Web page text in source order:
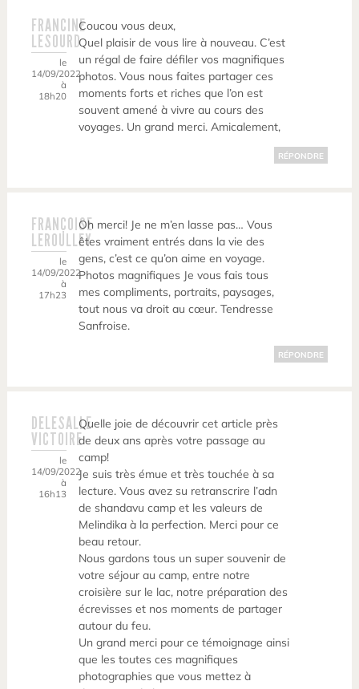
FRANCINE
LESOURD
le
14/09/2022
à
18h20
Coucou vous deux,
Quel plaisir de vous lire à nouveau. C’est
un régal de faire défiler vos magnifiques
photos. Vous nous faites partager ces
moments forts et riches que l’on est
souvent amené à vivre au cours des
voyages. Un grand merci. Amicalement,
RÉPONDRE
FRANÇOISE
LEROULLEY
le
14/09/2022
à
17h23
Oh merci! Je ne m’en lasse pas… Vous
êtes vraiment entrés dans la vie des
gens, c’est ce qu’on aime en voyage.
Photos magnifiques Je vous fais tous
mes compliments, portraits, paysages,
tout nous va droit au cœur. Tendresse
Sanfroise.
RÉPONDRE
DELESALLE
VICTOIRE
le
14/09/2022
à
16h13
Quelle joie de découvrir cet article près
de deux ans après votre passage au
camp!
Je suis très émue et très touchée à sa
lecture. Vous avez su retranscrire l’adn
de shandavu camp et les valeurs de
Melindika à la perfection. Merci pour ce
beau retour.
Nous gardons tous un super souvenir de
votre séjour au camp, entre notre
croisière sur le lac, notre préparation des
écrevisses et nos moments de partager
autour du feu.
Un grand merci pour ce témoignage ainsi
que les toutes ces magnifiques
photographies que vous mettez à